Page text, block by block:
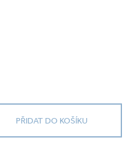
PŘIDAT DO KOŠÍKU